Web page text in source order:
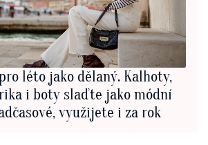
léto jako dělaný. Kalhoty,
i boty slaďte jako módní
využijete i za rok